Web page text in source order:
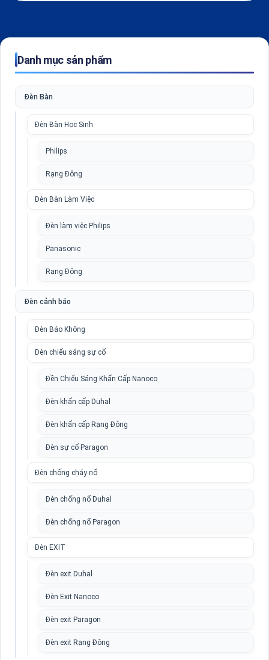
Danh mục sản phẩm
Đèn Bàn
Đèn Bàn Học Sinh
Philips
Rạng Đông
Đèn Bàn Làm Việc
Đèn làm việc Philips
Panasonic
Rạng Đông
Đèn cảnh báo
Đèn Báo Không
Đèn chiếu sáng sự cố
Đền Chiếu Sáng Khẩn Cấp Nanoco
Đèn khẩn cấp Duhal
Đèn khẩn cấp Rạng Đông
Đèn sự cố Paragon
Đèn chống cháy nổ
Đèn chống nổ Duhal
Đèn chống nổ Paragon
Đèn EXIT
Đèn exit Duhal
Đèn Exit Nanoco
Đèn exit Paragon
Đèn exit Rạng Đông